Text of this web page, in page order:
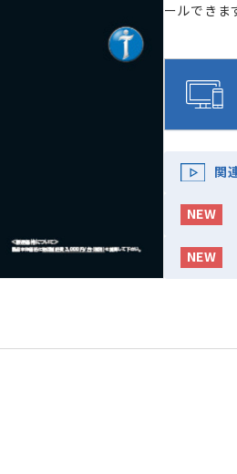
ールできま
関